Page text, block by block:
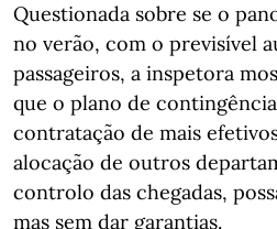
Questionada sobre se o
no verão, com o previsível
passageiros, a inspetora
que o plano de
contratação de mais
alocação de outros
controlo das chegadas,
mas sem dar garantias.